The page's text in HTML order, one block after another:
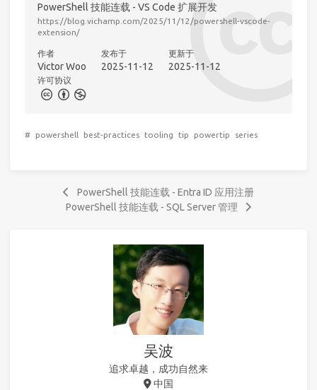
PowerShell 技能连载 - VS Code 扩展开发
https://blog.vichamp.com/2025/11/12/powershell-vscode-
extension/
作者
Victor Woo
发布于
2025-11-12
更新于
2025-11-12
许可协议
# powershell best-practices tooling tip powertip series
PowerShell 技能连载 - Entra ID 应用注册
PowerShell 技能连载 - SQL Server 管理
吴波
追求卓越，成功自然来
中国